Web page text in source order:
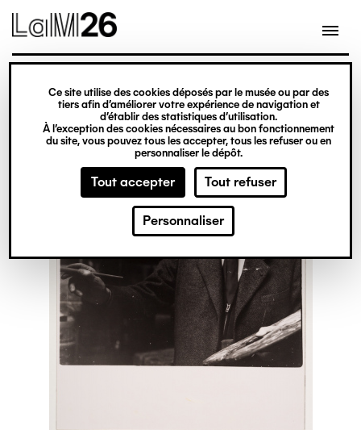
Gestion des cookies
Ce site utilise des cookies déposés par le musée ou par des
tiers afin d’améliorer votre expérience de navigation et
d’établir des statistiques d’utilisation.
À l’exception des cookies nécessaires au bon fonctionnement
du site, vous pouvez tous les accepter, tous les refuser ou en
personnaliser le dépôt.
Tout accepter Tout refuser
Personnaliser
contenu